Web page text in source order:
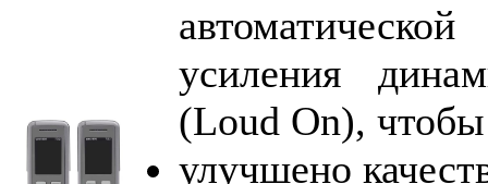
усиления
(Loud On),
улучшено